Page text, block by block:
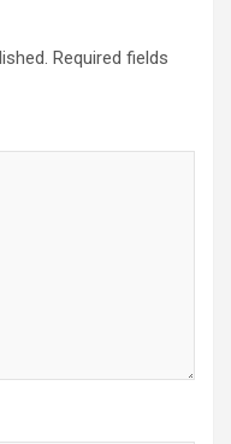
Required fields